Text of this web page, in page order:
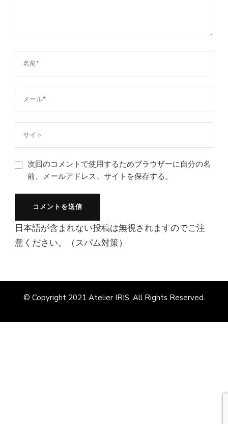
次回のコメントで使用するためブラウザーに自分の名
前、メールアドレス、サイトを保存する。
日本語が含まれない投稿は無視されますのでご注
意ください。（スパム対策）
© Copyright 2021 Atelier IRIS. All Rights Reserved.